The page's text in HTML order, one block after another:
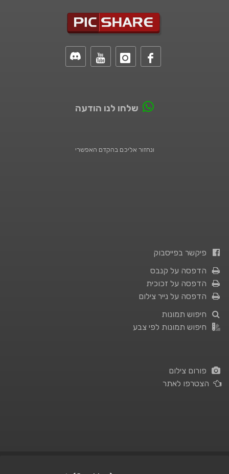
שלחו לנו הודעה
ונחזור אליכם בהקדם האפשרי
פיקשר בפייסבוק
הדפסה על קנבס
הדפסה על זכוכית
הדפסה על נייר צילום
חיפוש תמונות
חיפוש תמונות לפי צבע
פורום צילום
הצטרפו לאתר